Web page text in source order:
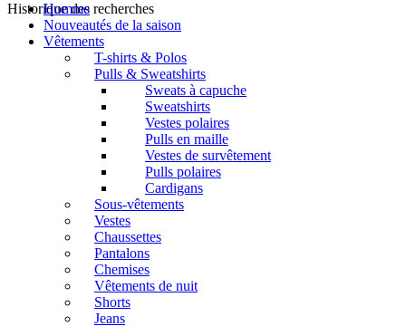
Historique des recherches
Homme
Nouveautés de la saison
Vêtements
T-shirts & Polos
Pulls & Sweatshirts
Sweats à capuche
Sweatshirts
Vestes polaires
Pulls en maille
Vestes de survêtement
Pulls polaires
Cardigans
Sous-vêtements
Vestes
Chaussettes
Pantalons
Chemises
Vêtements de nuit
Shorts
Jeans